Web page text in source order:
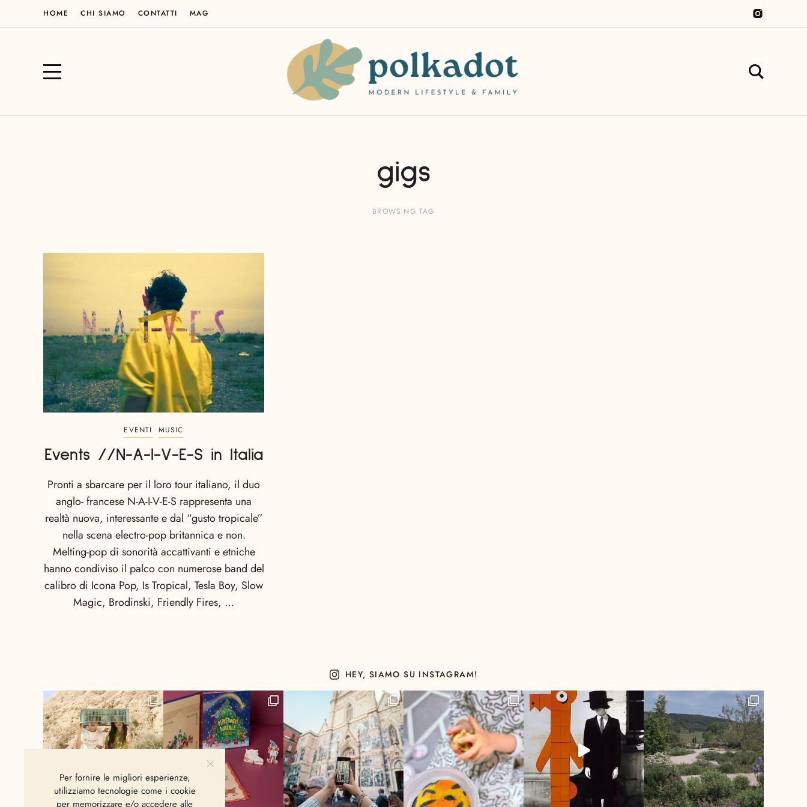
HOME CHI SIAMO CONTATTI MAG
gigs
BROWSING TAG
EVENTI MUSIC
Events //N-A-I-V-E-S in Italia
Pronti a sbarcare per il loro tour italiano, il duo
anglo- francese N-A-I-V-E-S rappresenta una
realtà nuova, interessante e dal “gusto tropicale”
nella scena electro-pop britannica e non.
Melting-pop di sonorità accattivanti e etniche
hanno condiviso il palco con numerose band del
calibro di Icona Pop, Is Tropical, Tesla Boy, Slow
Magic, Brodinski, Friendly Fires, …
HEY, SIAMO SU INSTAGRAM!
Per fornire le migliori esperienze,
utilizziamo tecnologie come i cookie
per memorizzare e/o accedere alle